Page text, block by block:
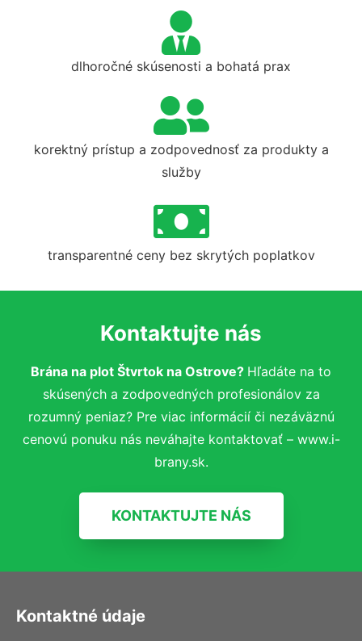
dlhoročné skúsenosti a bohatá prax
korektný prístup a zodpovednosť za produkty a
služby
transparentné ceny bez skrytých poplatkov
Kontaktujte nás
Brána na plot Štvrtok na Ostrove? Hľadáte na to
skúsených a zodpovedných profesionálov za
rozumný peniaz? Pre viac informácií či nezáväznú
cenovú ponuku nás neváhajte kontaktovať – www.i-
brany.sk.
KONTAKTUJTE NÁS
Kontaktné údaje